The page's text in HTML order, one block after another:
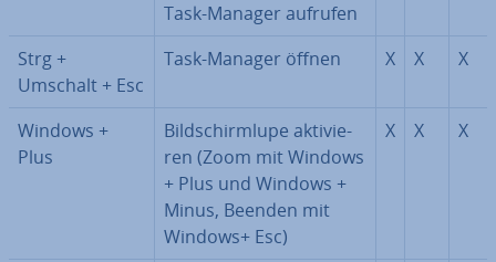
Task-Manager aufrufen
Strg +
Umschalt + Esc
Task-Manager öffnen X X X
Windows +
Plus
Bild­schirm­lu­pe ak­ti­vie­
ren (Zoom mit Windows
+ Plus und Windows +
Minus, Beenden mit
Windows+ Esc)
X X X